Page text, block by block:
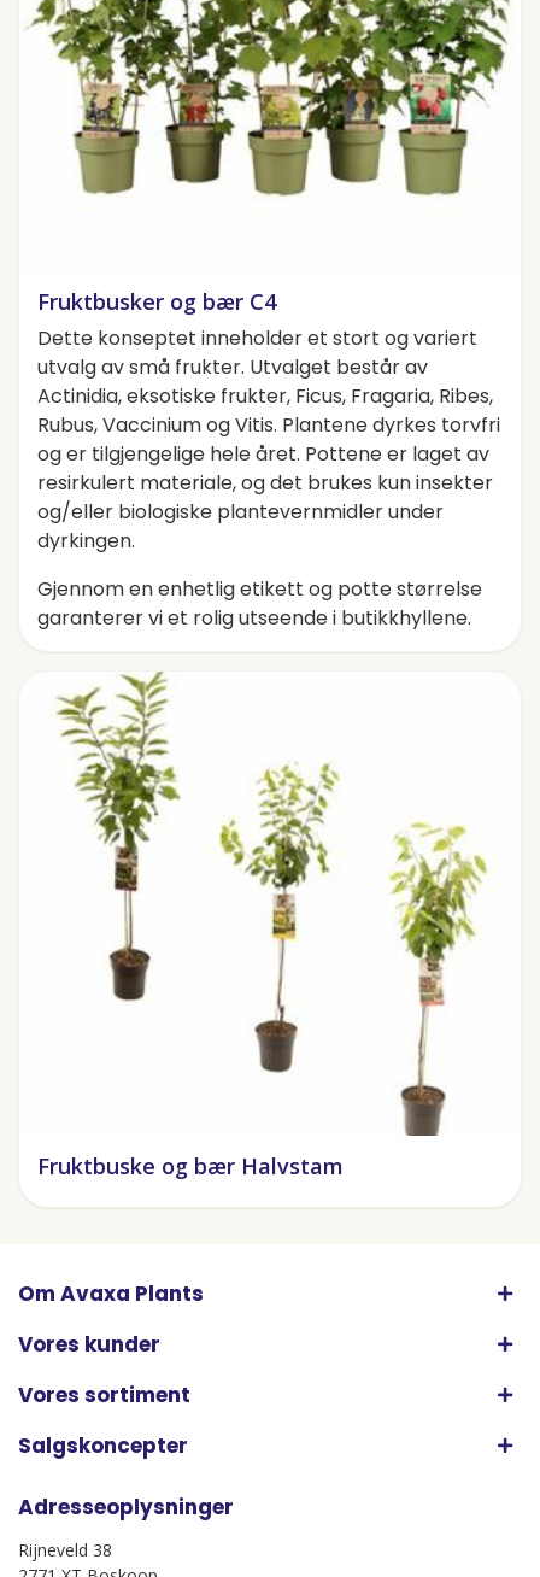
Fruktbusker og bær C4
Dette konseptet inneholder et stort og variert
utvalg av små frukter. Utvalget består av
Actinidia, eksotiske frukter, Ficus, Fragaria, Ribes,
Rubus, Vaccinium og Vitis. Plantene dyrkes torvfri
og er tilgjengelige hele året. Pottene er laget av
resirkulert materiale, og det brukes kun insekter
og/eller biologiske plantevernmidler under
dyrkingen.
Gjennom en enhetlig etikett og potte størrelse
garanterer vi et rolig utseende i butikkhyllene.
Fruktbuske og bær Halvstam
Om Avaxa Plants
Vores kunder
Vores sortiment
Salgskoncepter
Adresseoplysninger
Rijneveld 38